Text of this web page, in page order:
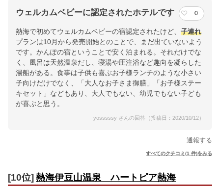
ウェルカムベビーに認定されたホテルです 0
熱海で初めてウェルカムベビーの宿認定されたけど、 子連れ
プランは10月から発売開始とのことで、まだ出ていないよう
です。かんぽの宿ということで安く泊まれる。それだけでな
く、風呂は天然温泉だし、寝湯や圧注浴など趣向を凝らした
湯船がある。食事は子供も喜ぶお子様ランチのような小さい
子向けだけでなく、「大人なお子さま御膳」「お子様ステー
キセット」などもあり、大人でもない、幼児でもない子ども
が喜ぶと思う。
yosssssy さんの回答（投稿日：2020/10/12）
通報する
すべてのクチコミ(1 件)をみる
[10位] 熱海伊豆山温泉 ハートピア熱海